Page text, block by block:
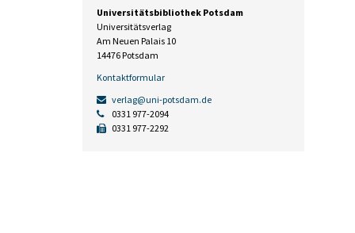
Universitätsbibliothek Potsdam
Universitätsverlag
Am Neuen Palais 10
14476 Potsdam
Kontaktformular
verlag@uni-potsdam.de
0331 977-2094
0331 977-2292